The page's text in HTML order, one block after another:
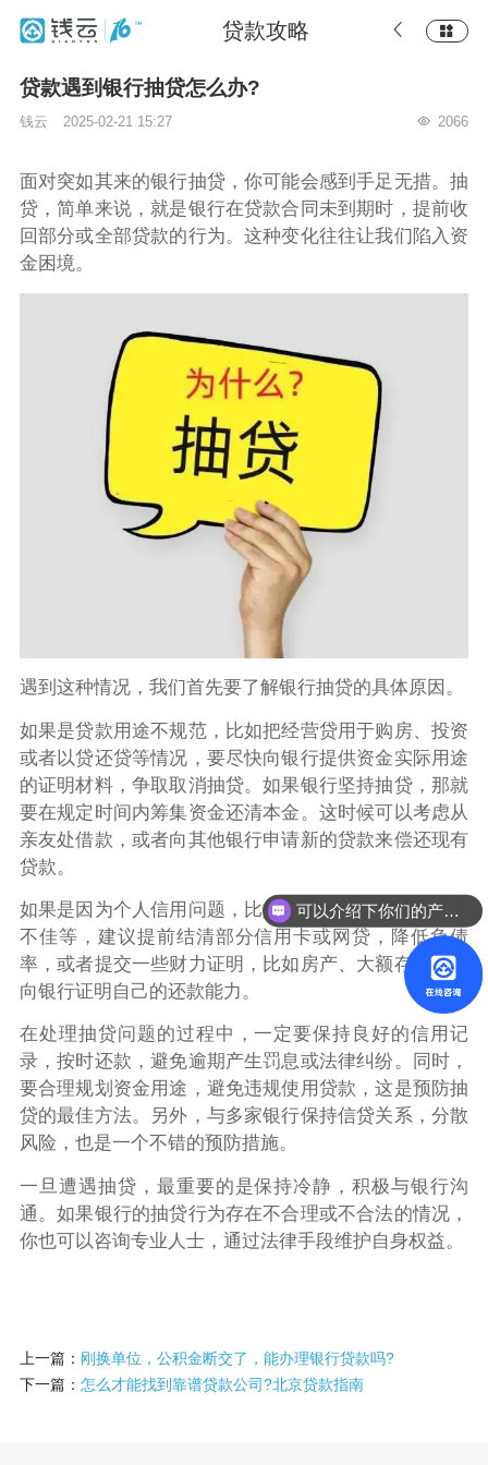
贷款攻略
贷款遇到银行抽贷怎么办?
钱云 2025-02-21 15:27 2066
面对突如其来的银行抽贷，你可能会感到手足无措。抽
贷，简单来说，就是银行在贷款合同未到期时，提前收
回部分或全部贷款的行为。这种变化往往让我们陷入资
金困境。
遇到这种情况，我们首先要了解银行抽贷的具体原因。
如果是贷款用途不规范，比如把经营贷用于购房、投资
或者以贷还贷等情况，要尽快向银行提供资金实际用途
的证明材料，争取取消抽贷。如果银行坚持抽贷，那就
要在规定时间内筹集资金还清本金。这时候可以考虑从
亲友处借款，或者向其他银行申请新的贷款来偿还现有
贷款。
如果是因为个人信用问题，比如负债率过高、征信记录
不佳等，建议提前结清部分信用卡或网贷，降低负债
率，或者提交一些财力证明，比如房产、大额存单等，
向银行证明自己的还款能力。
在处理抽贷问题的过程中，一定要保持良好的信用记
录，按时还款，避免逾期产生罚息或法律纠纷。同时，
要合理规划资金用途，避免违规使用贷款，这是预防抽
贷的最佳方法。另外，与多家银行保持信贷关系，分散
风险，也是一个不错的预防措施。
一旦遭遇抽贷，最重要的是保持冷静，积极与银行沟
通。如果银行的抽贷行为存在不合理或不合法的情况，
你也可以咨询专业人士，通过法律手段维护自身权益。
上一篇： 刚换单位，公积金断交了，能办理银行贷款吗?
下一篇： 怎么才能找到靠谱贷款公司?北京贷款指南
可以介绍下你们的产品么？